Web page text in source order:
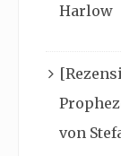
Harlow
von